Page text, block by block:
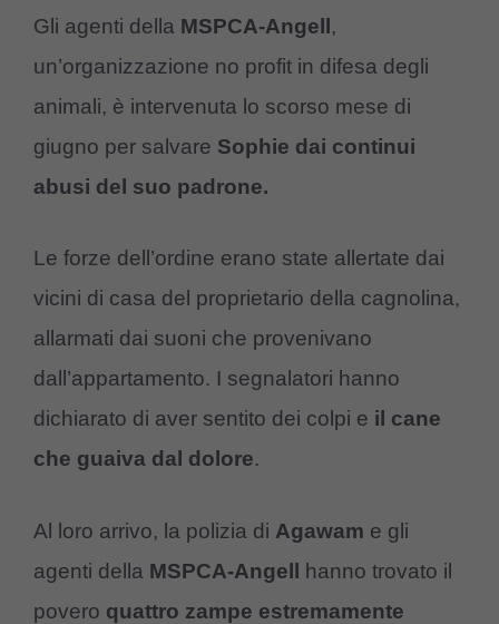
Gli agenti della MSPCA-Angell,
un’organizzazione no profit in difesa degli
animali, è intervenuta lo scorso mese di
giugno per salvare Sophie dai continui
abusi del suo padrone.
Le forze dell’ordine erano state allertate dai
vicini di casa del proprietario della cagnolina,
allarmati dai suoni che provenivano
dall’appartamento. I segnalatori hanno
dichiarato di aver sentito dei colpi e il cane
che guaiva dal dolore.
Al loro arrivo, la polizia di Agawam e gli
agenti della MSPCA-Angell hanno trovato il
povero quattro zampe estremamente